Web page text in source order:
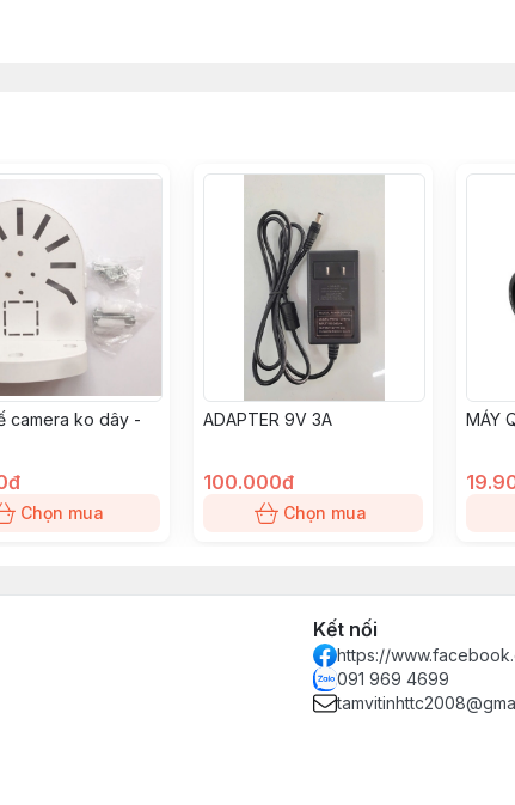
camera ko dây -
Chọn mua
ADAPTER 9V 3A
100.000đ
Chọn mua
MÁY
Kết nối
https://
091 969 4699